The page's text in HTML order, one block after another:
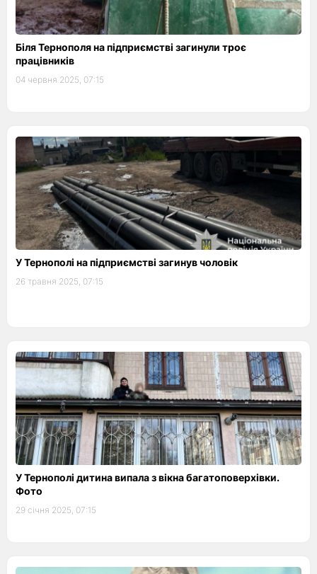
Біля Тернополя на підприємстві загинули троє
працівників
04 червня 2025, 07:15
У Тернополі на підприємстві загинув чоловік
26 травня 2025, 07:15
У Тернополі дитина випала з вікна багатоповерхівки.
Фото
29 січня 2025, 07:15